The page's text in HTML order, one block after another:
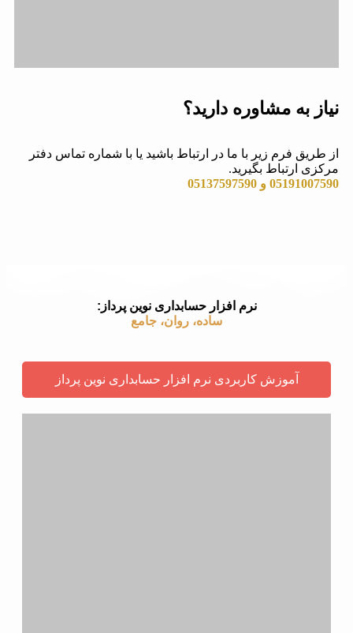
نیاز به مشاوره دارید؟
از طریق فرم زیر با ما در ارتباط باشید یا با شماره تماس دفتر
مرکزی ارتباط بگیرید.
05191007590 و 05137597590
نرم افزار حسابداری نوین پرداز:
ساده، روان، جامع
آموزش کاربردی نرم افزار حسابداری نوین پرداز